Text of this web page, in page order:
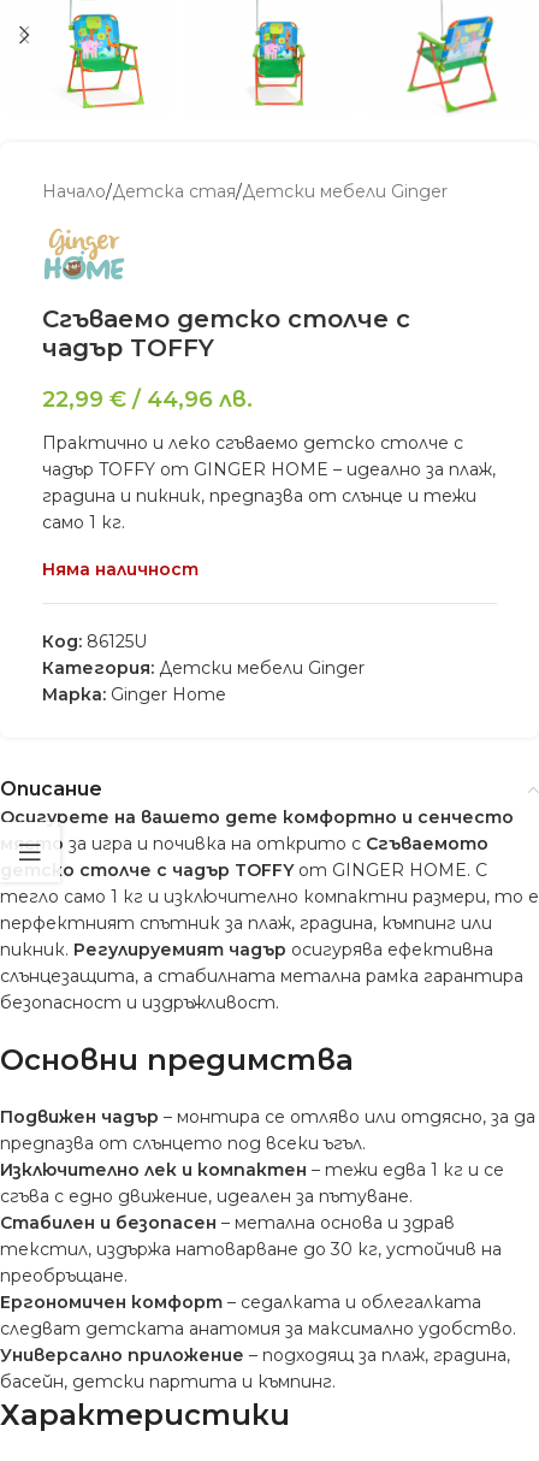
Начало/Детскa стая/Детски мебели Ginger
Сгъваемо детско столче с
чадър TOFFY
22,99 € / 44,96 лв.
Практично и леко сгъваемо детско столче с
чадър TOFFY от GINGER HOME – идеално за плаж,
градина и пикник, предпазва от слънце и тежи
само 1 кг.
Няма наличност
Код: 86125U
Категория: Детски мебели Ginger
Марка: Ginger Home
Описание
Осигурете на вашето дете комфортно и сенчесто
място за игра и почивка на открито с Сгъваемото
детско столче с чадър TOFFYот GINGER HOME. С
тегло само 1 кг и изключително компактни размери, то е
перфектният спътник за плаж, градина, къмпинг или
пикник. Регулируемият чадър осигурява ефективна
слънцезащита, а стабилната метална рамка гарантира
безопасност и издръжливост.
Основни предимства
Подвижен чадър – монтира се отляво или отдясно, за да
предпазва от слънцето под всеки ъгъл.
Изключително лек и компактен – тежи едва 1 кг и се
сгъва с едно движение, идеален за пътуване.
Стабилен и безопасен – метална основа и здрав
текстил, издържа натоварване до 30 кг, устойчив на
преобръщане.
Ергономичен комфорт – седалката и облегалката
следват детската анатомия за максимално удобство.
Универсално приложение – подходящ за плаж, градина,
басейн, детски партита и къмпинг.
Характеристики